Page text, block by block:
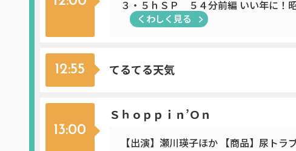
３・５ｈＳＰ ５４分前編 いい年に！
くわしく見る
12:55 てるてる天気
13:00
Ｓｈｏｐｐｉｎ’Ｏｎ
【出演】瀬川瑛子ほか 【商品】尿トラ